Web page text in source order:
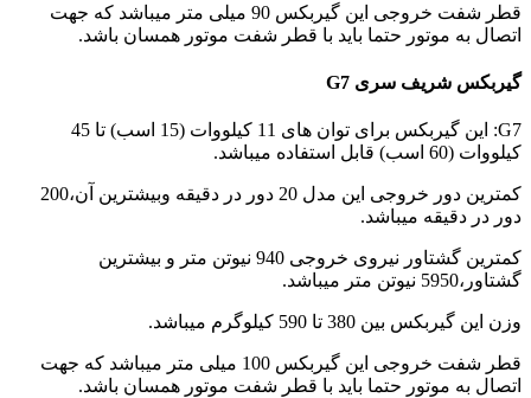
قطر شفت خروجی این گیربکس 90 میلی متر میباشد که جهت
اتصال به موتور حتما باید با قطر شفت موتور همسان باشد.
گیربکس شریف سری G7
G7: این گیربکس برای توان های 11 کیلووات (15 اسب) تا 45
کیلووات (60 اسب) قابل استفاده میباشد.
کمترین دور خروجی این مدل 20 دور در دقیقه وبیشترین آن،200
دور در دقیقه میباشد.
کمترین گشتاور نیروی خروجی 940 نیوتن متر و بیشترین
گشتاور،5950 نیوتن متر میباشد.
وزن این گیربکس بین 380 تا 590 کیلوگرم میباشد.
قطر شفت خروجی این گیربکس 100 میلی متر میباشد که جهت
اتصال به موتور حتما باید با قطر شفت موتور همسان باشد.